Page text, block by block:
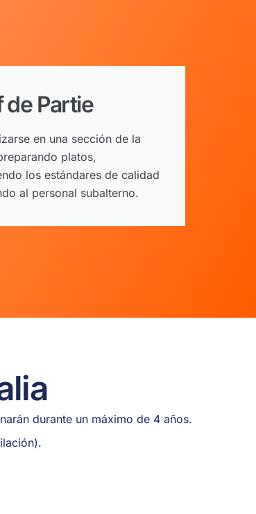
de Partie
en una sección de la
platos,
los estándares de calidad
al personal subalterno.
durante un máximo de 4 años.